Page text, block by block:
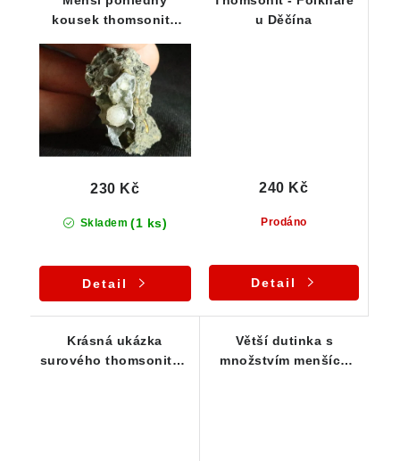
kousek thomsonitu
Skladem (1 ks)
230 Kč
Detail
u Děčína
Prodáno
240 Kč
Detail
Krásná ukázka
surového thomsonitu -
Větší dutinka s
množstvím menších